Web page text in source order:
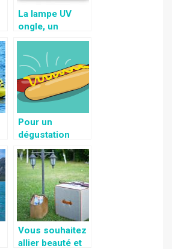
La lampe UV
ongle, un
accessoire
indiqué pour le
soin de vos
ongles
Pour un
dégustation
facile et rapide,
utilisez une
machine à hot
dog
Vous souhaitez
allier beauté et